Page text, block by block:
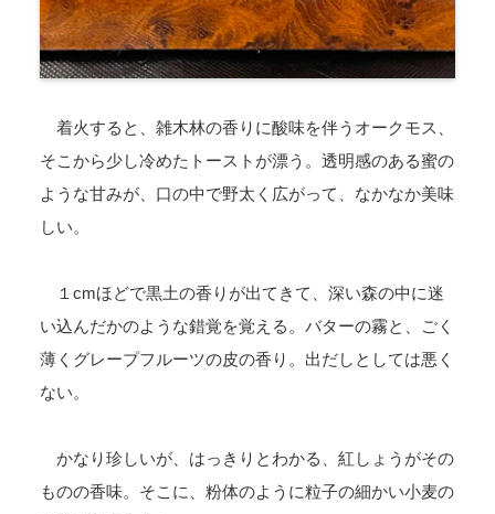
着火すると、雑木林の香りに酸味を伴うオークモス、
そこから少し冷めたトーストが漂う。透明感のある蜜の
ような甘みが、口の中で野太く広がって、なかなか美味
しい。
１cmほどで黒土の香りが出てきて、深い森の中に迷
い込んだかのような錯覚を覚える。バターの霧と、ごく
薄くグレープフルーツの皮の香り。出だしとしては悪く
ない。
かなり珍しいが、はっきりとわかる、紅しょうがその
ものの香味。そこに、粉体のように粒子の細かい小麦の